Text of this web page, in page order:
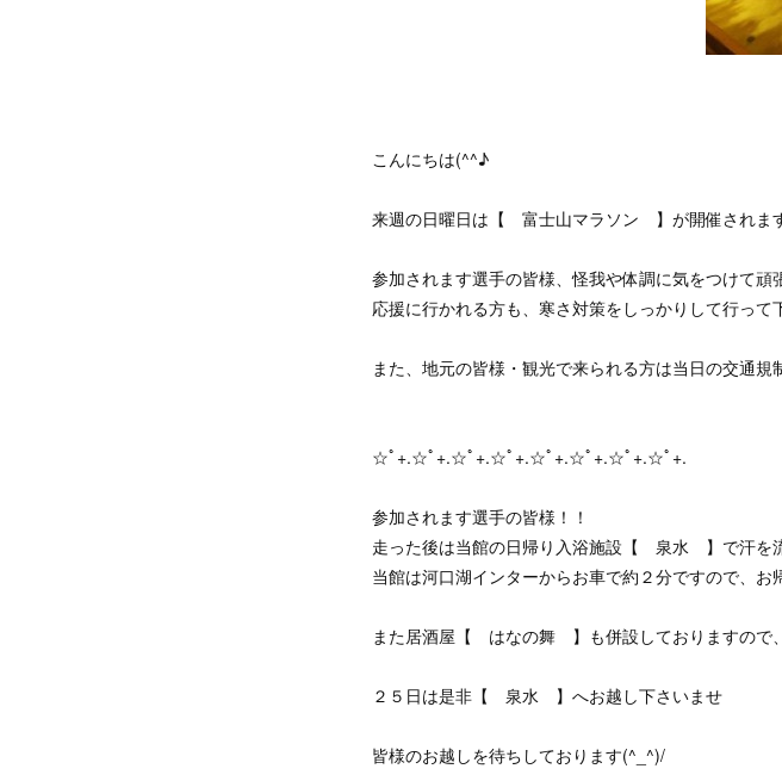
こんにちは(^^♪
来週の日曜日は【 富士山マラソン 】が開催されま
参加されます選手の皆様、怪我や体調に気をつけて頑
応援に行かれる方も、寒さ対策をしっかりして行っ
また、地元の皆様・観光で来られる方は当日の交通規
☆ﾟ+.☆ﾟ+.☆ﾟ+.☆ﾟ+.☆ﾟ+.☆ﾟ+.☆ﾟ+.☆ﾟ+.
参加されます選手の皆様！！
走った後は当館の日帰り入浴施設【 泉水 】で汗を
当館は河口湖インターからお車で約２分ですので、お
また居酒屋【 はなの舞 】も併設しておりますので
２５日は是非【 泉水 】へお越し下さいませ
皆様のお越しを待ちしております(^_^)/